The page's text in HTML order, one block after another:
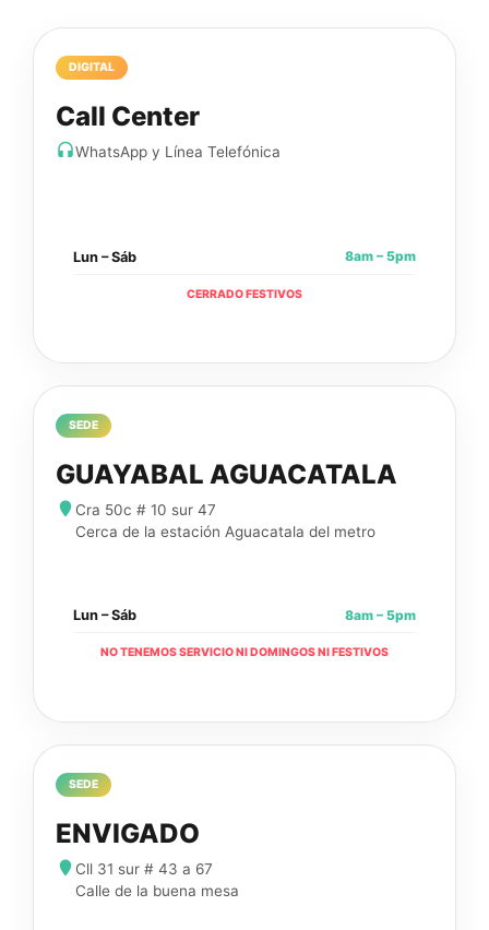
DIGITAL
Call Center
WhatsApp y Línea Telefónica
Lun – Sáb 8am – 5pm
CERRADO FESTIVOS
SEDE
GUAYABAL AGUACATALA
Cra 50c # 10 sur 47
Cerca de la estación Aguacatala del metro
Lun – Sáb 8am – 5pm
NO TENEMOS SERVICIO NI DOMINGOS NI FESTIVOS
SEDE
ENVIGADO
Cll 31 sur # 43 a 67
Calle de la buena mesa